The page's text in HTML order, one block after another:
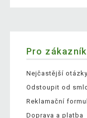
Pro
Nejčastější
Odstoupit od
Reklamační
Doprava a platba